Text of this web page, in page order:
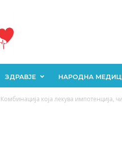
ЗДРАВЈЕ НАРОДНА
Комбинација која лекува импотенција,